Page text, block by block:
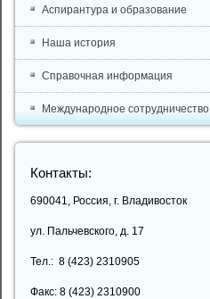
Аспирантура и образование
Наша история
Справочная информация
Международное сотрудничество
Контакты:
690041, Россия, г. Владивосток
ул. Пальчевского, д. 17
Тел.: 8 (423) 2310905
Факс: 8 (423) 2310900